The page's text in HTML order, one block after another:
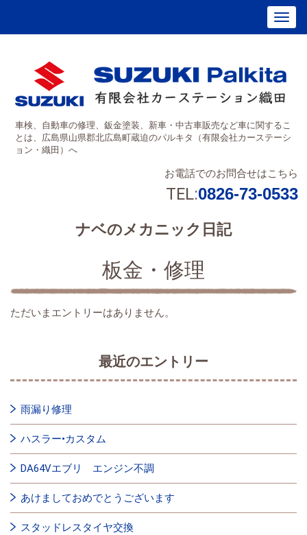
車検、自動車の修理、鈑金塗装、新車・中古車販売など車に関するこ
とは、広島県山県郡北広島町蔵迫のパルキタ（有限会社カーステーシ
ョン・織田）へ
お電話でのお問合せはこちら
TEL:0826-73-0533
ナベのメカニック日記
板金・修理
ただいまエントリーはありません。
最近のエントリー
雨漏り修理
ハスラー•カスタム
DA64Vエブリ エンジン不調
あけましておめでとうございます
スタッドレスタイヤ交換